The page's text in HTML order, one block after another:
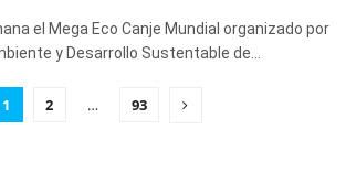
el Mega Eco Canje Mundial organizado por
y Desarrollo Sustentable de...
1 2 … 93